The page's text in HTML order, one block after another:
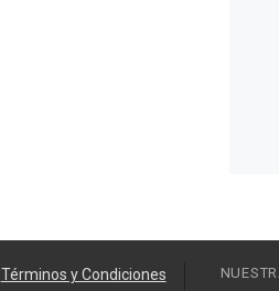
Términos y Condiciones